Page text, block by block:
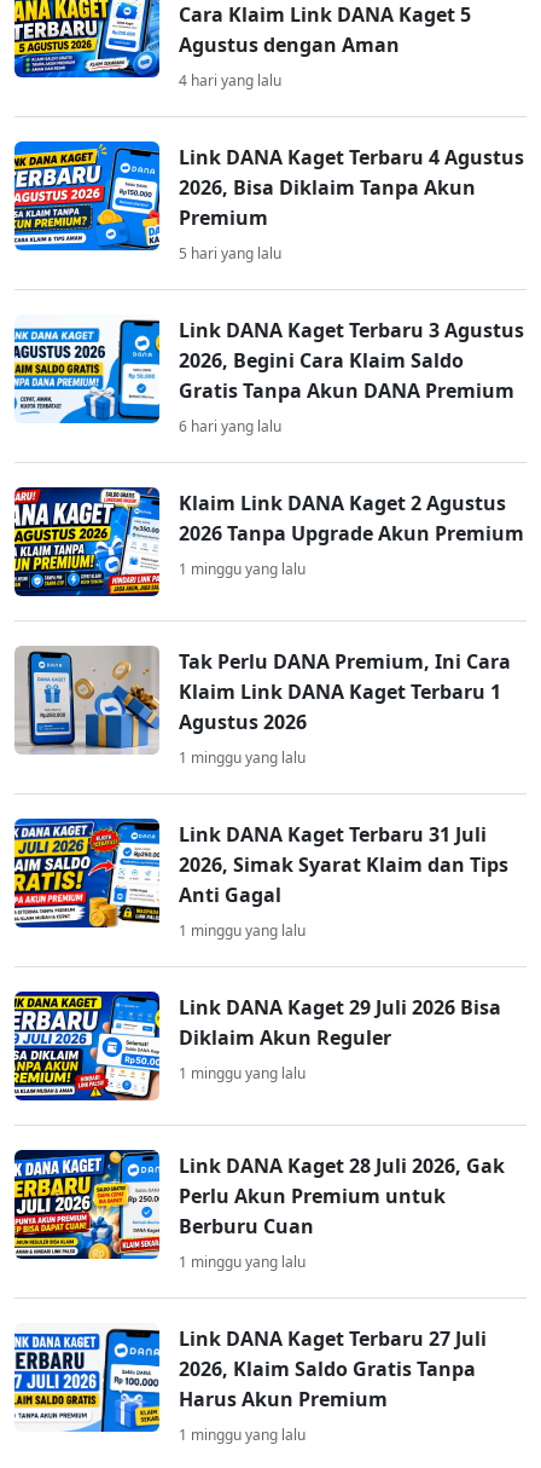
Cara Klaim Link DANA Kaget 5
Agustus dengan Aman
4 hari yang lalu
Link DANA Kaget Terbaru 4 Agustus
2026, Bisa Diklaim Tanpa Akun
Premium
5 hari yang lalu
Link DANA Kaget Terbaru 3 Agustus
2026, Begini Cara Klaim Saldo
Gratis Tanpa Akun DANA Premium
6 hari yang lalu
Klaim Link DANA Kaget 2 Agustus
2026 Tanpa Upgrade Akun Premium
1 minggu yang lalu
Tak Perlu DANA Premium, Ini Cara
Klaim Link DANA Kaget Terbaru 1
Agustus 2026
1 minggu yang lalu
Link DANA Kaget Terbaru 31 Juli
2026, Simak Syarat Klaim dan Tips
Anti Gagal
1 minggu yang lalu
Link DANA Kaget 29 Juli 2026 Bisa
Diklaim Akun Reguler
1 minggu yang lalu
Link DANA Kaget 28 Juli 2026, Gak
Perlu Akun Premium untuk
Berburu Cuan
1 minggu yang lalu
Link DANA Kaget Terbaru 27 Juli
2026, Klaim Saldo Gratis Tanpa
Harus Akun Premium
1 minggu yang lalu